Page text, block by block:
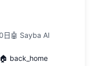
日🤖 Sayba AI
🏠 back_home